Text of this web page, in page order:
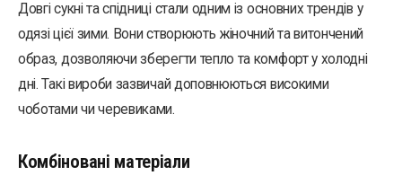
Довгі сукні та спідниці стали одним із основних трендів у
одязі цієї зими. Вони створюють жіночний та витончений
образ, дозволяючи зберегти тепло та комфорт у холодні
дні. Такі вироби зазвичай доповнюються високими
чоботами чи черевиками.
Комбіновані матеріали